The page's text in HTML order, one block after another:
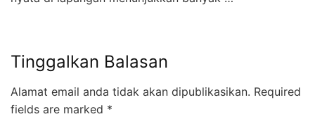
Tinggalkan Balasan
Alamat email anda tidak akan dipublikasikan. Required
fields are marked *